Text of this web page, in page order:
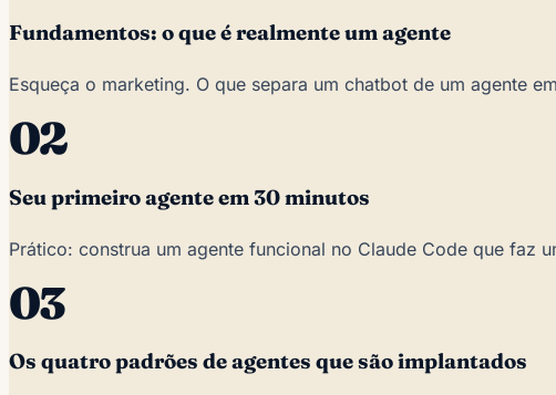
Fundamentos: o que é realmente um agente
Esqueça o marketing. O que separa um chatbot de um agente
02
Seu primeiro agente em 30 minutos
Prático: construa um agente funcional no Claude Code que
03
Os quatro padrões de agentes que são implantados